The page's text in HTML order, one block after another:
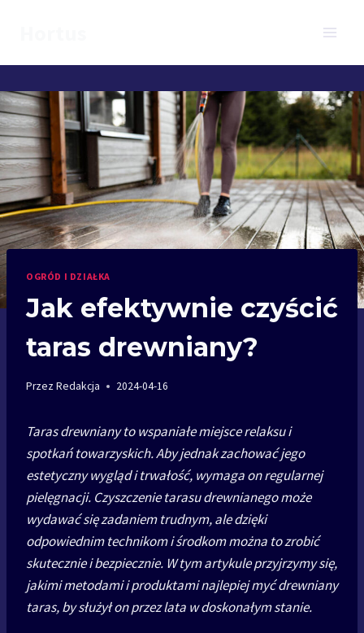
OGRÓD I DZIAŁKA
Jak efektywnie czyścić
taras drewniany?
PrzezRedakcja 2024-04-16
Taras drewniany to wspaniałe miejsce relaksu i
spotkań towarzyskich. Aby jednak zachować jego
estetyczny wygląd i trwałość, wymaga on regularnej
pielęgnacji. Czyszczenie tarasu drewnianego może
wydawać się zadaniem trudnym, ale dzięki
odpowiednim technikom i środkom można to zrobić
skutecznie i bezpiecznie. W tym artykule przyjrzymy się,
jakimi metodami i produktami najlepiej myć drewniany
taras, by służył on przez lata w doskonałym stanie.